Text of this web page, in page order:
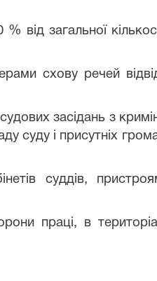
від загальної
схову речей
засідань з
суду і присутніх
суддів,
праці, в